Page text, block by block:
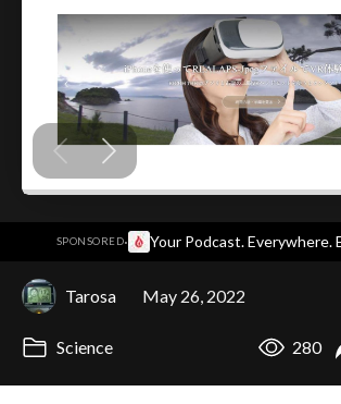
SPONSORED· Your Podcast. Everywhere.
Tarosa May 26, 2022
Science 280